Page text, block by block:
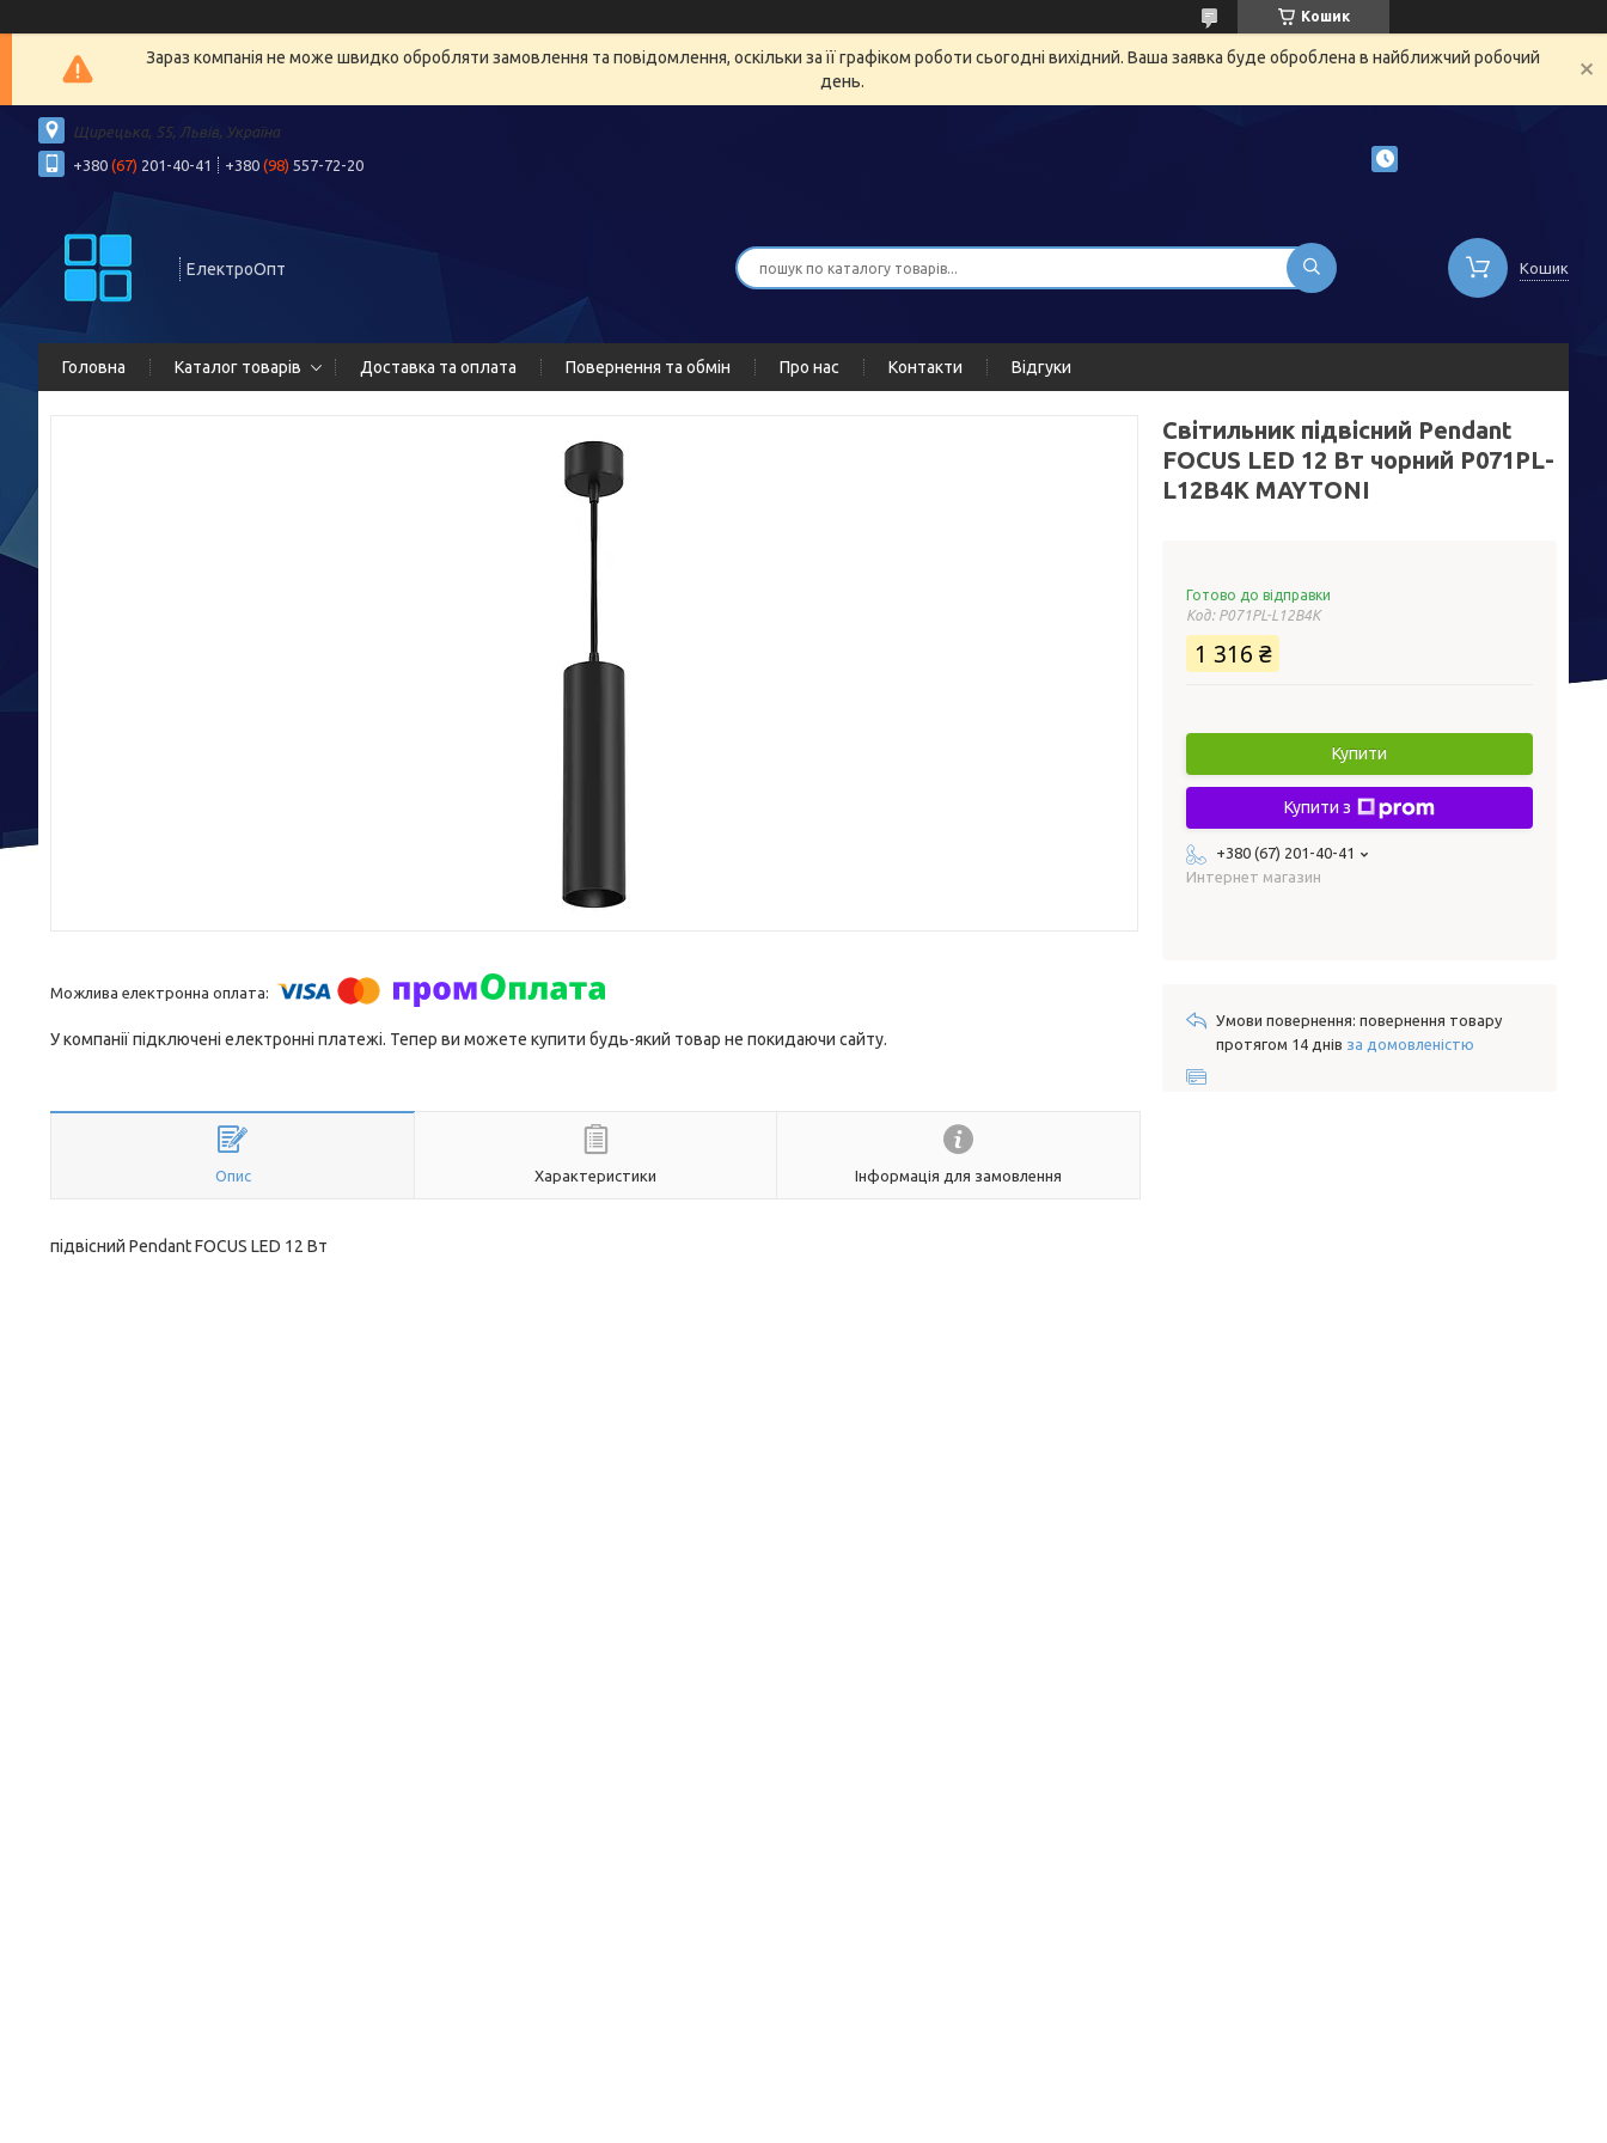
Кошик
Зараз компанія не може швидко обробляти замовлення та повідомлення, оскільки за її графіком роботи сьогодні вихідний. Ваша заявка буде оброблена в найближчий робочий
день.
Щирецька, 55, Львів, Україна
+380 (67) 201-40-41 +380 (98) 557-72-20
ЕлектроОпт Кошик
Головна Каталог товарів Доставка та оплата Повернення та обмін Про нас Контакти Відгуки
У компанії підключені електронні платежі. Тепер ви можете купити будь-який товар не покидаючи сайту.
Опис Характеристики Інформація для замовлення
підвісний Pendant FOCUS LED 12 Вт
Світильник підвісний Pendant
FOCUS LED 12 Вт чорний P071PL-
L12B4K MAYTONI
Готово до відправки
Код: P071PL-L12B4K
1 316 ₴
Купити
Купити з
+380 (67) 201-40-41
Интернет магазин
повернення товару
протягом 14 днів за домовленістю